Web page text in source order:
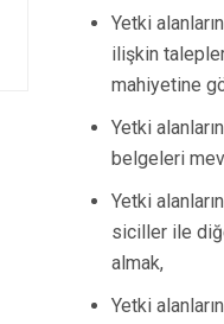
Yetki
ilişkin
mahiyetine
Yetki
belgeleri
Yetki
siciller ile
almak,
Yetki